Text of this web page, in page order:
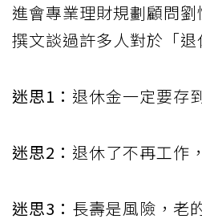
進會專業理財規劃顧問劉
撰文談過許多人對於「退
迷思1： 退休金一定要存
迷思2： 退休了不再工作
迷思3： 長壽是風險，老